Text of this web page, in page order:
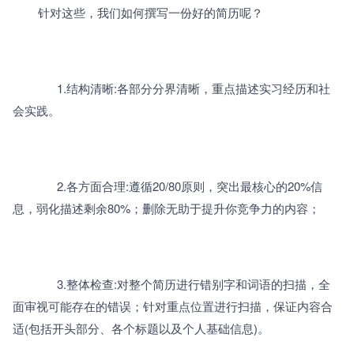
		针对这些，我们如何撰写一份好的简历呢？
会实践。
息，弱化描述剩余80%；删除无助于提升你竞争力的内容；
面审视可能存在的错误；针对重点位置进行扫描，保证内容合
适(包括开头部分、各个标题以及个人基础信息)。